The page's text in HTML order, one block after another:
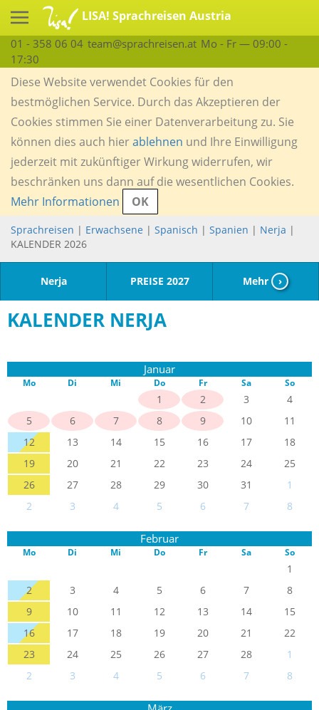
LISA! Sprachreisen Austria
01 - 358 06 04 team@sprachreisen.at Mo - Fr — 09:00 -
17:30
Diese Website verwendet Cookies für den
bestmöglichen Service. Durch das Akzeptieren der
Cookies stimmen Sie einer Datenverarbeitung zu. Sie
können dies auch hierablehnen und Ihre Einwilligung
jederzeit mit zukünftiger Wirkung widerrufen, wir
beschränken uns dann auf die wesentlichen Cookies.
Mehr Informationen
OK
Sprachreisen | Erwachsene | Spanisch | Spanien | Nerja |
KALENDER 2026
Nerja PREISE 2027 Mehr ›
KALENDER NERJA
Januar
Mo Di Mi Do Fr Sa So
1 2 3
4
5
6 7 8 9 10
11
12
13 14 15 16 17
18
19
20 21 22 23 24
25
26
27 28 29 30 31
1
2
3 4 5 6 7 8
Februar
Mo Di Mi Do Fr Sa So
1
2
3 4 5 6 7
8
9
10 11 12 13 14
15
16
17 18 19 20 21
22
23
24 25 26 27 28
1
2
3 4 5 6 7 8